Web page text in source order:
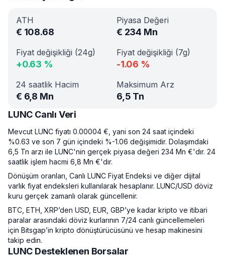
ATH
€ 108.68
Piyasa Değeri
€ 234 Mn
Fiyat değişikliği (24g)
+0.63 %
Fiyat değişikliği (7g)
-1.06 %
24 saatlik Hacim
€ 6,8 Mn
Maksimum Arz
6,5 Tn
LUNC Canlı Veri
Mevcut LUNC fiyatı 0.00004 €, yani son 24 saat içindeki
%0.63 ve son 7 gün içindeki %-1.06 değişimidir. Dolaşımdaki
6,5 Tn arzı ile LUNC'nin gerçek piyasa değeri 234 Mn €'dır. 24
saatlik işlem hacmi 6,8 Mn €'dır.
Dönüşüm oranları, Canlı LUNC Fiyat Endeksi ve diğer dijital
varlık fiyat endeksleri kullanılarak hesaplanır. LUNC/USD döviz
kuru gerçek zamanlı olarak güncellenir.
BTC, ETH, XRP’den USD, EUR, GBP’ye kadar kripto ve itibari
paralar arasındaki döviz kurlarının 7/24 canlı güncellemeleri
için Bitsgap’in kripto dönüştürücüsünü ve hesap makinesini
takip edin.
LUNC Desteklenen Borsalar